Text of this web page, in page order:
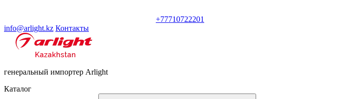
+77710722201
info@arlight.kz Контакты
генеральный импортер Arlight
Каталог